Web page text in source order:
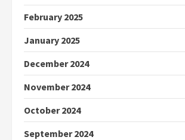
February 2025
January 2025
December 2024
November 2024
October 2024
September 2024